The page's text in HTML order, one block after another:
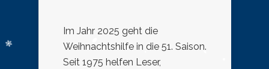
Im Jahr 2025 geht die
Weihnachtshilfe in die 51. Saison.
Seit 1975 helfen Leser,